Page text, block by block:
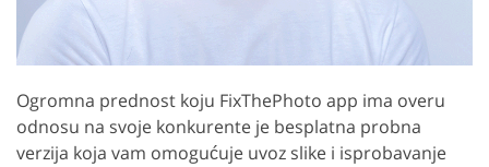
Ogromna prednost koju FixThePhoto app ima overu
odnosu na svoje konkurente je besplatna probna
verzija koja vam omogućuje uvoz slike i isprobavanje